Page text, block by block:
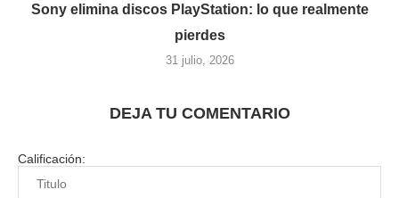
Sony elimina discos PlayStation: lo que realmente
pierdes
31 julio, 2026
DEJA TU COMENTARIO
Calificación: